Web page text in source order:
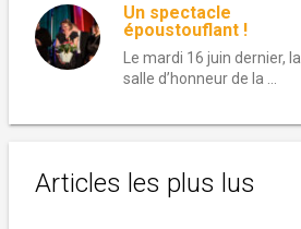
Un spectacle
époustouflant !
Le mardi 16 juin dernier, la
salle d’honneur de la …
Articles les plus lus